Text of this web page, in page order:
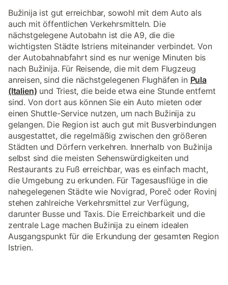
Bužinija ist gut erreichbar, sowohl mit dem Auto als
auch mit öffentlichen Verkehrsmitteln. Die
nächstgelegene Autobahn ist die A9, die die
wichtigsten Städte Istriens miteinander verbindet. Von
der Autobahnabfahrt sind es nur wenige Minuten bis
nach Bužinija. Für Reisende, die mit dem Flugzeug
anreisen, sind die nächstgelegenen Flughäfen in Pula
(Italien) und Triest, die beide etwa eine Stunde entfernt
sind. Von dort aus können Sie ein Auto mieten oder
einen Shuttle-Service nutzen, um nach Bužinija zu
gelangen. Die Region ist auch gut mit Busverbindungen
ausgestattet, die regelmäßig zwischen den größeren
Städten und Dörfern verkehren. Innerhalb von Bužinija
selbst sind die meisten Sehenswürdigkeiten und
Restaurants zu Fuß erreichbar, was es einfach macht,
die Umgebung zu erkunden. Für Tagesausflüge in die
nahegelegenen Städte wie Novigrad, Poreč oder Rovinj
stehen zahlreiche Verkehrsmittel zur Verfügung,
darunter Busse und Taxis. Die Erreichbarkeit und die
zentrale Lage machen Bužinija zu einem idealen
Ausgangspunkt für die Erkundung der gesamten Region
Istrien.